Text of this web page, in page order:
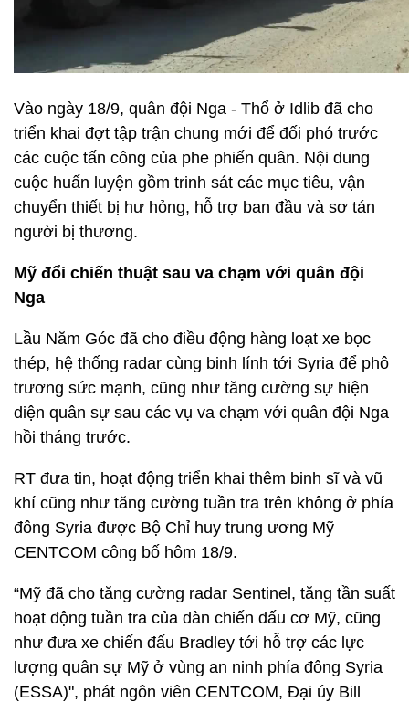
Vào ngày 18/9, quân đội Nga - Thổ ở Idlib đã cho
triển khai đợt tập trận chung mới để đối phó trước
các cuộc tấn công của phe phiến quân. Nội dung
cuộc huấn luyện gồm trinh sát các mục tiêu, vận
chuyển thiết bị hư hỏng, hỗ trợ ban đầu và sơ tán
người bị thương.
Mỹ đổi chiến thuật sau va chạm với quân đội
Nga
Lầu Năm Góc đã cho điều động hàng loạt xe bọc
thép, hệ thống radar cùng binh lính tới Syria để phô
trương sức mạnh, cũng như tăng cường sự hiện
diện quân sự sau các vụ va chạm với quân đội Nga
hồi tháng trước.
RT đưa tin, hoạt động triển khai thêm binh sĩ và vũ
khí cũng như tăng cường tuần tra trên không ở phía
đông Syria được Bộ Chỉ huy trung ương Mỹ
CENTCOM công bố hôm 18/9.
“Mỹ đã cho tăng cường radar Sentinel, tăng tần suất
hoạt động tuần tra của dàn chiến đấu cơ Mỹ, cũng
như đưa xe chiến đấu Bradley tới hỗ trợ các lực
lượng quân sự Mỹ ở vùng an ninh phía đông Syria
(ESSA)", phát ngôn viên CENTCOM, Đại úy Bill